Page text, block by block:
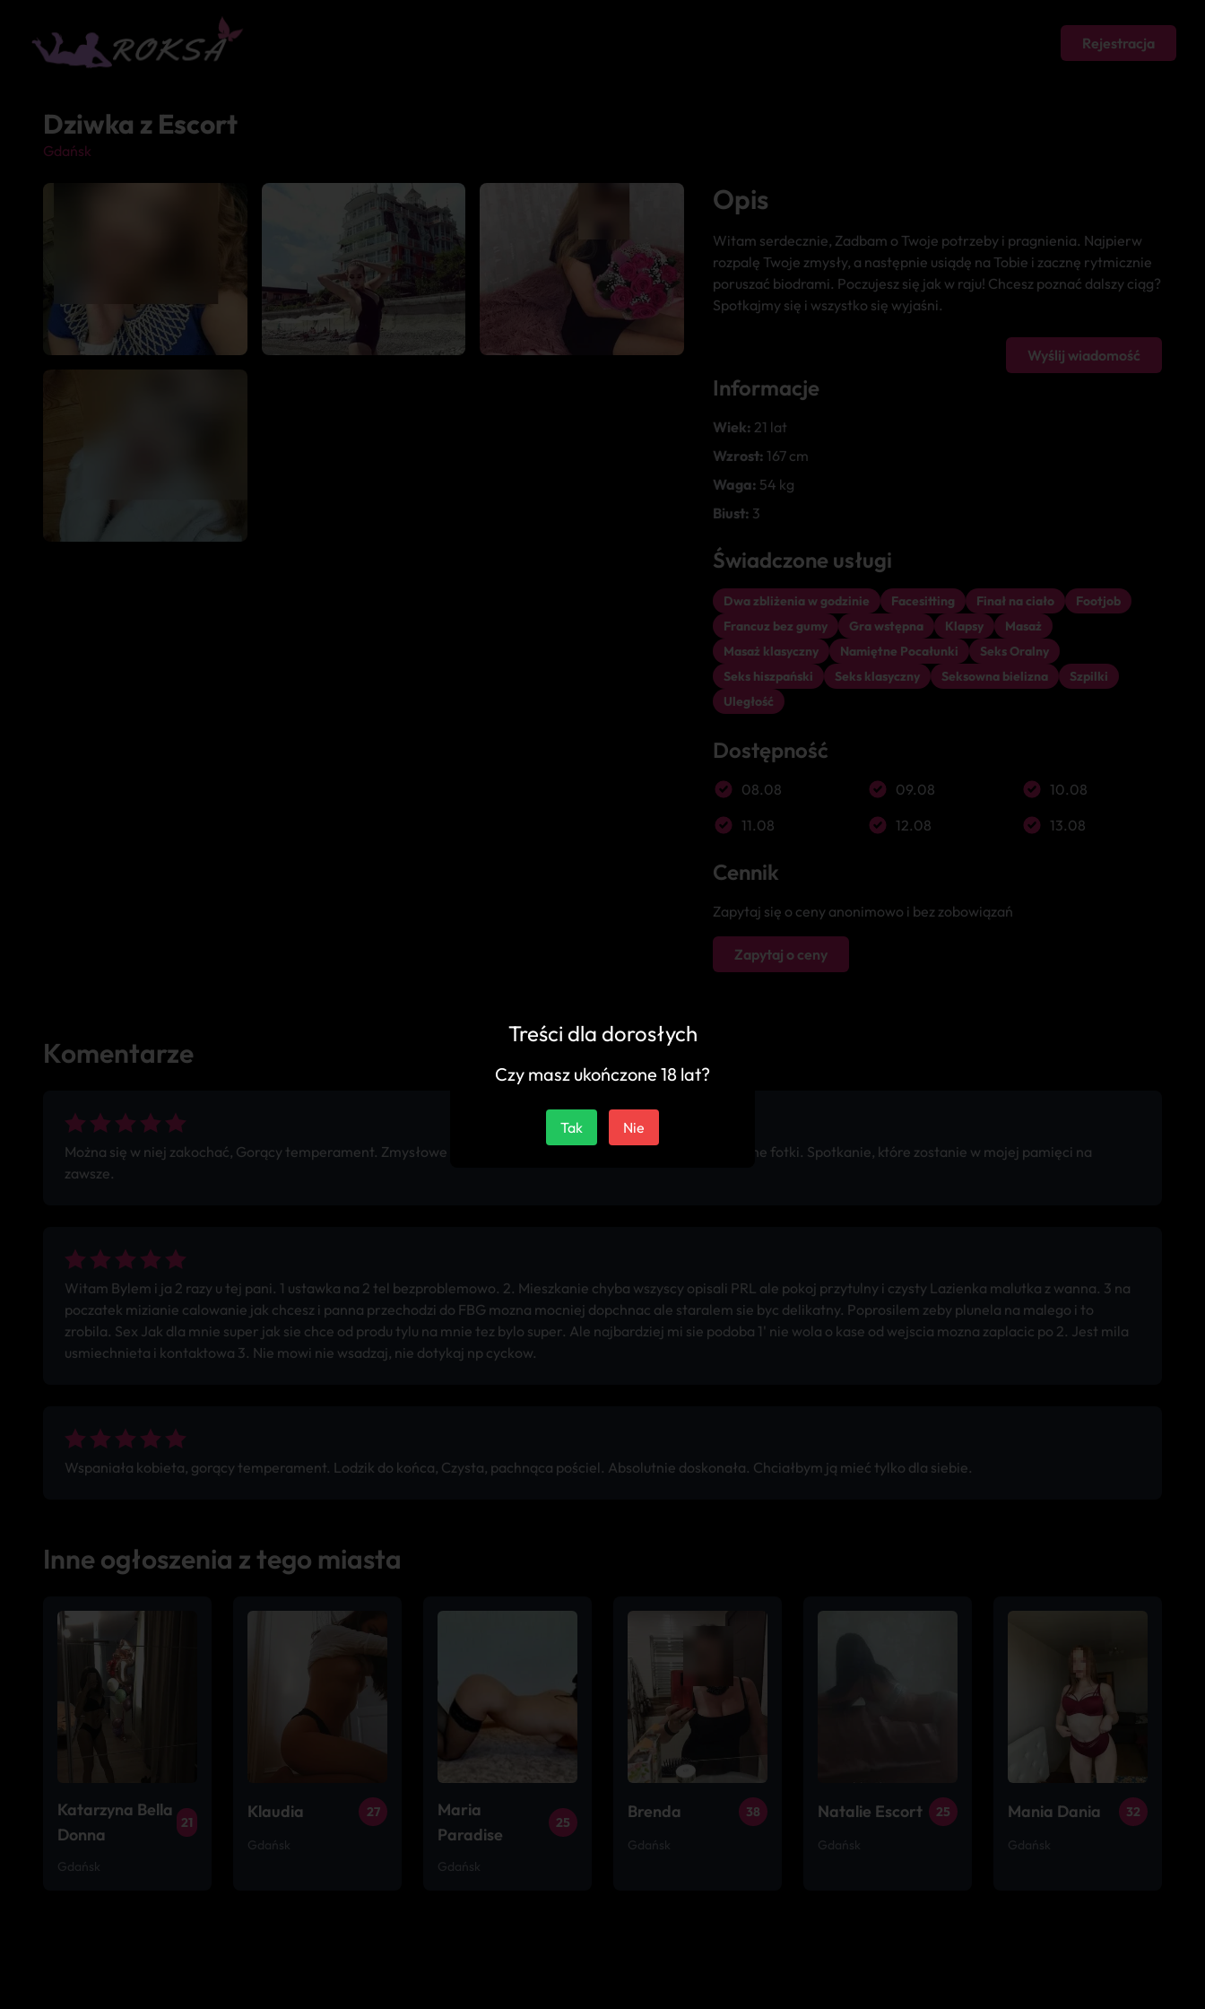
Rejestracja
Dziwka z Escort
Gdańsk
Opis
Witam serdecznie, Zadbam o Twoje potrzeby i pragnienia. Najpierw
rozpalę Twoje zmysły, a następnie usiądę na Tobie i zacznę rytmicznie
poruszać biodrami. Poczujesz się jak w raju! Chcesz poznać dalszy ciąg?
Spotkajmy się i wszystko się wyjaśni.
Wyślij wiadomość
Informacje
Wiek: 21 lat
Wzrost: 167 cm
Waga: 54 kg
Biust: 3
Świadczone usługi
Dwa zbliżenia w godzinie Facesitting Finał na ciało
Footjob
Francuz bez gumy
Gra wstępna Klapsy
Masaż
Masaż klasyczny
Namiętne Pocałunki
Seks Oralny
Seks hiszpański
Seks klasyczny Seksowna bielizna
Szpilki
Uległość
Dostępność
08.08 09.08
10.08
11.08
12.08 13.08
Cennik
Zapytaj się o ceny anonimowo i bez zobowiązań
Zapytaj o ceny
Komentarze
Można się w niej zakochać, Gorący temperament. Zmysłowe pieszczoty. czysta, pachnąca pościel. Autentyczne fotki. Spotkanie, które zostanie w mojej pamięci na
zawsze.
Witam Bylem i ja 2 razy u tej pani. 1 ustawka na 2 tel bezproblemowo. 2. Mieszkanie chyba wszyscy opisali PRL ale pokoj przytulny i czysty Lazienka malutka z wanna. 3 na
poczatek mizianie calowanie jak chcesz i panna przechodzi do FBG mozna mocniej dopchnac ale staralem sie byc delikatny. Poprosilem zeby plunela na malego i to
zrobila. Sex Jak dla mnie super jak sie chce od produ tylu na mnie tez bylo super. Ale najbardziej mi sie podoba 1' nie wola o kase od wejscia mozna zaplacic po 2. Jest mila
usmiechnieta i kontaktowa 3. Nie mowi nie wsadzaj, nie dotykaj np cyckow.
Wspaniała kobieta, gorący temperament. Lodzik do końca, Czysta, pachnąca pościel. Absolutnie doskonała. Chciałbym ją mieć tylko dla siebie.
Inne ogłoszenia z tego miasta
Katarzyna Bella
Donna
21
Gdańsk
Klaudia 27
Gdańsk
Maria
Paradise
25
Gdańsk
Brenda 38
Gdańsk
Natalie Escort 25
Gdańsk
Mania Dania 32
Gdańsk
Treści dla dorosłych
Czy masz ukończone 18 lat?
Tak Nie